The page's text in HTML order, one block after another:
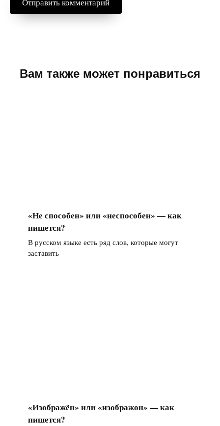
Вам также может понравиться
«Не способен» или «неспособен» — как
пишется?
В русском языке есть ряд слов, которые могут
заставить
«Изображён» или «изображон» — как
пишется?